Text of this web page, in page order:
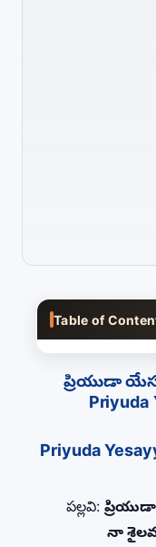
Table of
ప్రియుడా
Priyuda
Priyuda
పల్లవి:
నా